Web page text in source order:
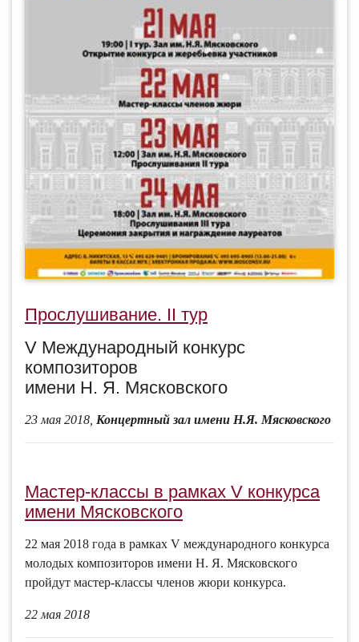
Прослушивание. II тур
V Международный конкурс
композиторов
имени Н. Я. Мясковского
23 мая 2018, Концертный зал имени Н.Я. Мясковского
Мастер-классы в рамках V конкурса
имени Мясковского
22 мая 2018 года в рамках V международного конкурса
молодых композиторов имени Н. Я. Мясковского
пройдут мастер-классы членов жюри конкурса.
22 мая 2018